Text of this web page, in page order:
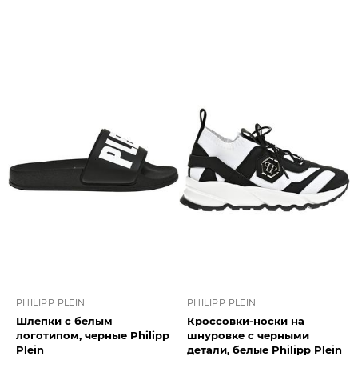
PHILIPP PLEIN
Шлепки с белым
логотипом, черные Philipp
Plein
PHILIPP PLEIN
Кроссовки-носки на
шнуровке с черными
детали, белые Philipp Plein